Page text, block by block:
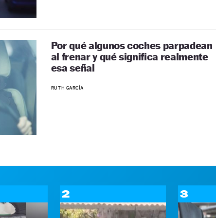
Por qué algunos coches parpadean
al frenar y qué significa realmente
esa señal
RUTH GARCÍA
2 3